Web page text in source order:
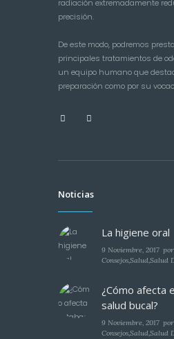
radiación extremadamente
precisión.
De este modo, podremos
principales tratamientos de
un equipo humano que
preparación como por su
Noticias
La higiene oral
9 Noviembre, 2017
Consejos,Salud,Salud
¿Cómo afecta
salud bucal?
9 Noviembre, 2017
Consejos,Salud,Salud